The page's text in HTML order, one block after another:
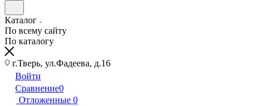
Каталог
По всему сайту
По каталогу
г.Тверь, ул.Фадеева, д.16
Войти
Сравнение0
Отложенные 0